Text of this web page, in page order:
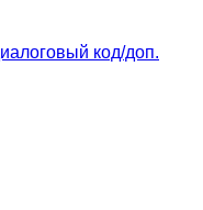
код/доп.